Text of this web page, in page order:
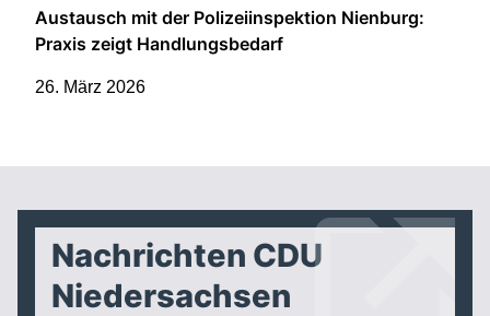
Austausch mit der Polizeiinspektion Nienburg:
Praxis zeigt Handlungsbedarf
26. März 2026
Nachrichten CDU
Niedersachsen